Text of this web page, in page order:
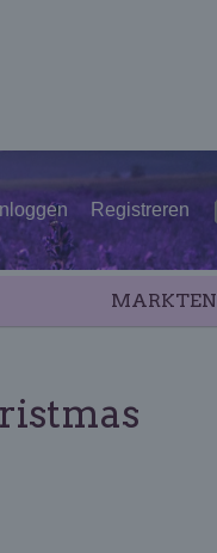
Inloggen Registreren
MARKTEN